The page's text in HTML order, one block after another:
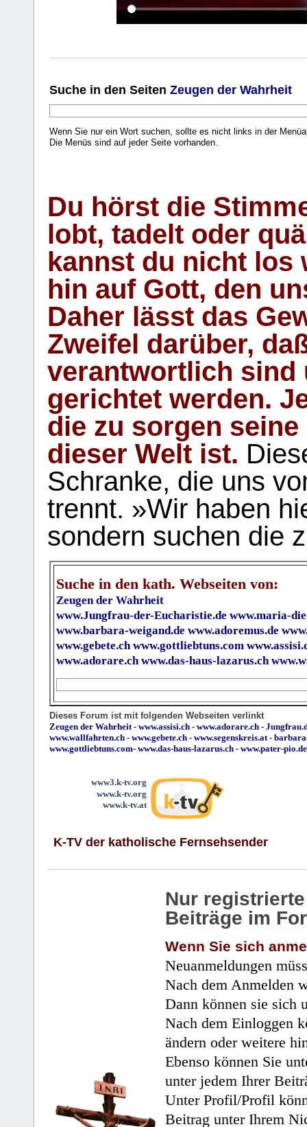
Suche in den Seiten Zeugen der Wahrheit
Wenn Sie nur ein Wort suchen, sollte es nicht links in der
Die Menüs sind auf jeder Seite vorhanden.
Du hörst die
lobt, tadelt oder
kannst du nicht los
hin auf Gott, den
Daher lässt das
Zweifel darüber,
verantwortlich sind
gerichtet werden.
die zu sorgen
dieser Welt ist.
Schranke, die uns
trennt. »Wir haben
sondern suchen die
Suche in den kath. Webseiten von:
Zeugen der Wahrheit
www.Jungfrau-der-Eucharistie.de www.maria-
www.barbara-weigand.de www.adoremus.de
www.gebete.ch www.gottliebtuns.com
www.adorare.ch www.das-haus-lazarus.ch
Dieses Forum ist mit folgenden Webseiten verlinkt
Zeugen der Wahrheit - www.assisi.ch - www.adorare.ch -
www.wallfahrten.ch - www.gebete.ch - www.segenskreis.at -
www.gottliebtuns.com- www.das-haus-lazarus.ch - www.pater-pio.de
www3.k-tv.org
www.k-tv.org
www.k-tv.at
K-TV der katholische Fernsehsender
Nur
Beiträge im
Wenn Sie sich
Neuanmeldungen
Nach dem Anmelden
Dann können sie sich
Nach dem Einloggen
ändern oder weitere
Ebenso können Sie
unter jedem Ihrer
Unter Profil/Profil
Beitrag unter Ihrem